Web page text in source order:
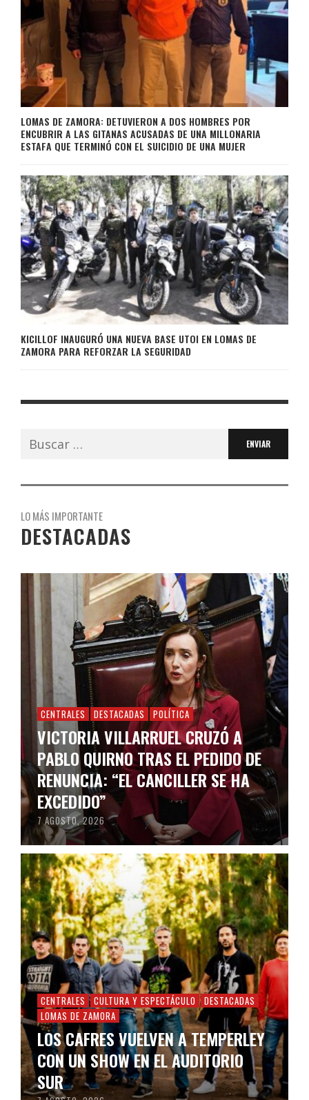
LOMAS DE ZAMORA: DETUVIERON A DOS HOMBRES POR
ENCUBRIR A LAS GITANAS ACUSADAS DE UNA MILLONARIA
ESTAFA QUE TERMINÓ CON EL SUICIDIO DE UNA MUJER
KICILLOF INAUGURÓ UNA NUEVA BASE UTOI EN LOMAS DE
ZAMORA PARA REFORZAR LA SEGURIDAD
Buscar:
LO MÁS IMPORTANTE
DESTACADAS
CENTRALES DESTACADAS POLÍTICA
VICTORIA VILLARRUEL CRUZÓ A
PABLO QUIRNO TRAS EL PEDIDO DE
RENUNCIA: “EL CANCILLER SE HA
EXCEDIDO”
7 AGOSTO, 2026
CENTRALES CULTURA Y ESPECTÁCULO
DESTACADAS
LOMAS DE ZAMORA
LOS CAFRES VUELVEN A TEMPERLEY
CON UN SHOW EN EL AUDITORIO
SUR